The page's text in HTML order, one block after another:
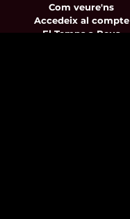
Com veure'ns
Accedeix al compte
El Temps a Reus